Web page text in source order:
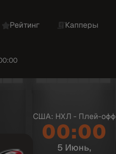
Рейтинг Капперы
США: НХЛ - Плей-офф
00:00
5 Июнь,